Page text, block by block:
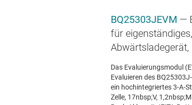
BQ25303JEVM —
für
Abwärtsladegerät,
Das Evaluierungsmodul
Evaluieren des
ein hochintegriertes 3-A-
Zelle, 17nbsp;V,